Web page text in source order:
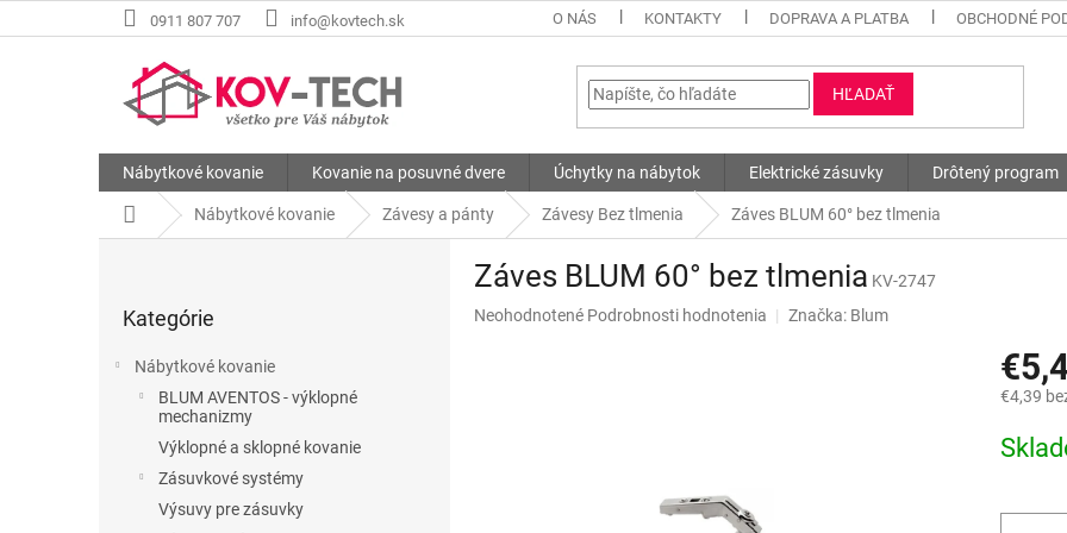
na
0911 807 707 info@kovtech.sk O NÁS KONTAKTY DOPRAVA A PLATBA OBCHODNÉ
HĽADAŤ
Nábytkové kovanie Kovanie na posuvné dvere Úchytky na nábytok Elektrické zásuvky Drôtený program
DomovNábytkové kovanie Závesy a pánty Závesy Bez tlmenia Záves BLUM 60° bez tlmenia
kategórie
Kategórie
Nábytkové kovanie
BLUM AVENTOS - výklopné
mechanizmy
Výklopné a sklopné kovanie
Zásuvkové systémy
Výsuvy pre zásuvky
Záves BLUM 60° bez tlmenia KV-2747
Priemerné
Neohodnotené Podrobnosti hodnotenia Značka: Blum
€4,39
cena: